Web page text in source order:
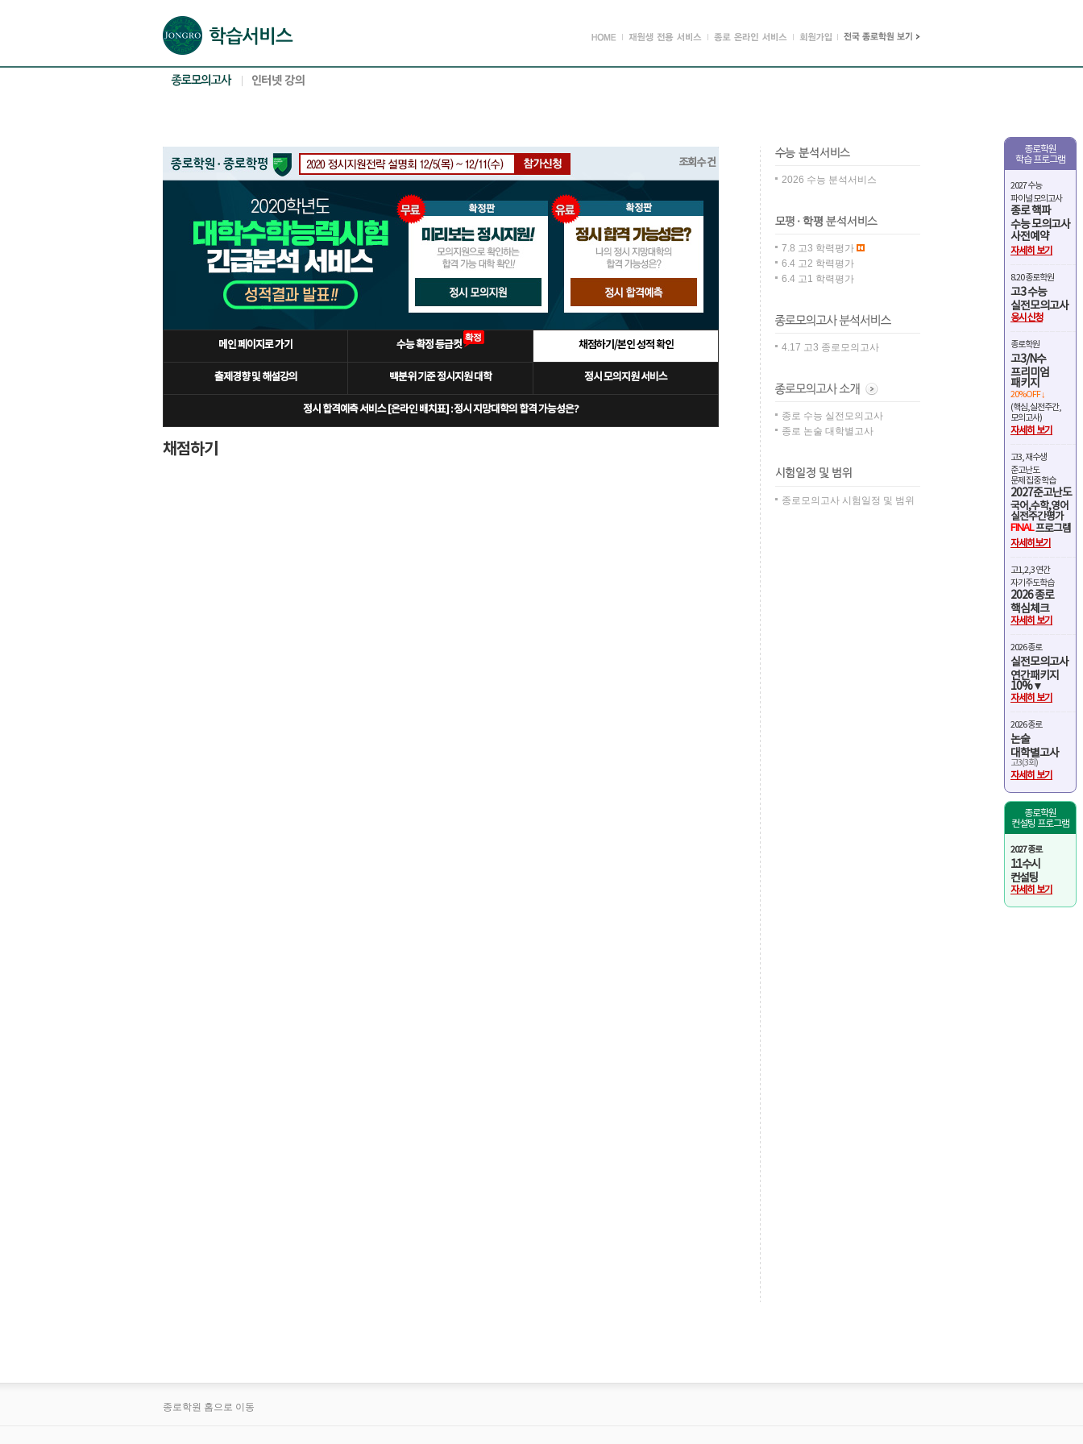
종로학원
학습 프로그램
2027 수능
파이널 모의고사
종로 핵파
수능 모의고사
사전예약
자세히 보기
8.20 종로학원
고3 수능
실전모의고사
응시신청
종로학원
고3/N수
프리미엄
패키지
20%OFF ↓
(핵심,실전주간,
모의고사)
자세히 보기
고3, 재수생
준고난도
문제 집중 학습
2027준고난도
국어,수학,영어
실전주간평가
FINAL프로그램
자세히보기
고1,2,3 연간
자기주도학습
2026 종로
핵심체크
자세히 보기
2026 종로
실전모의고사
연간패키지
10%▼
자세히 보기
2026 종로
논술
대학별고사
고3(3회)
자세히 보기
종로학원
컨설팅 프로그램
2027 종로
1:1 수시
컨설팅
자세히 보기
조회수건
메인 페이지로 가기 수능 확정 등급컷 채점하기/본인 성적 확인
출제경향 및 해설강의 백분위 기준 정시지원 대학 정시 모의지원 서비스
정시 합격예측 서비스 [온라인 배치표] : 정시 지망대학의 합격 가능성은?
채점하기
2026 수능 분석서비스
7.8 고3 학력평가
6.4 고2 학력평가
6.4 고1 학력평가
4.17 고3 종로모의고사
종로 수능 실전모의고사
종로 논술 대학별고사
종로모의고사 시험일정 및 범위
종로학원 홈으로 이동